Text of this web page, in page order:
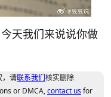
天我们来说说你做
，请联系我们核实删除
or DMCA,contact usfor